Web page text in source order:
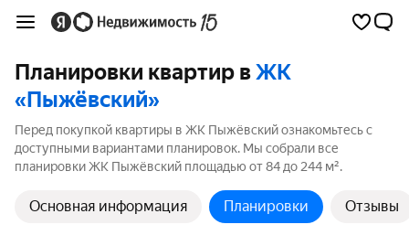
Планировки квартир вЖК
«Пыжёвский»
Перед покупкой квартиры в ЖК Пыжёвский ознакомьтесь с
доступными вариантами планировок. Мы собрали все
планировки ЖК Пыжёвский площадью от 84 до 244 м².
Основная информация Планировки Отзывы